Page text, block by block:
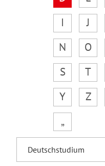
I
J
N
O
S
T
Y
Z
„